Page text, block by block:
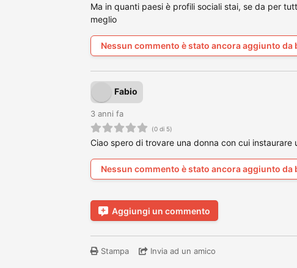
Ma in quanti paesi è profili sociali stai, se da per
meglio
Nessun commento è stato ancora aggiunto da
Fabio
3 anni fa
(0 di 5)
Ciao spero di trovare una donna con cui instaurare
Nessun commento è stato ancora aggiunto da
Aggiungi un commento
Stampa Invia ad un amico